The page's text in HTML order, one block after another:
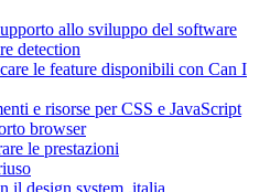
allo sviluppo del software
detection
le feature disponibili con Can I
e risorse per CSS e JavaScript
browser
le prestazioni
il design system .italia